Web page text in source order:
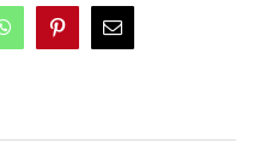
WhatsAppPinterest
E-
Mail